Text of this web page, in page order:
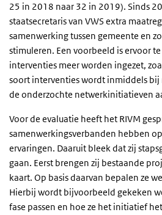
25 in 2018 naar 32 in 2019). Sinds
staatsecretaris van VWS extra
samenwerking tussen gemeente en
stimuleren. Een voorbeeld is ervoor
interventies meer worden ingezet,
soort interventies wordt inmiddels bij
de onderzochte netwerkinitiatieven
Voor de evaluatie heeft het RIVM
samenwerkingsverbanden hebben
ervaringen. Daaruit bleek dat zij
gaan. Eerst brengen zij bestaande
kaart. Op basis daarvan bepalen ze
Hierbij wordt bijvoorbeeld gekeken
fase passen en hoe ze het initiatief